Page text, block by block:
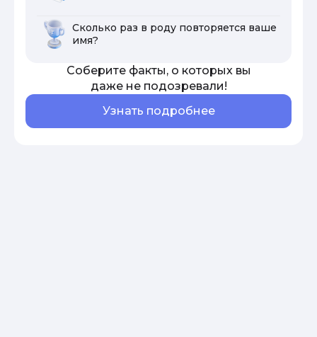
Сколько раз в роду повторяется ваше
имя?
Соберите факты, о которых вы
даже не подозревали!
Узнать подробнее